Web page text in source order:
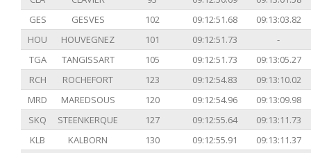
GES
GESVES 102 09:12:51.68
09:13:03.82
HOU
HOUVEGNEZ 101 09:12:51.73
-
TGA
TANGISSART 105 09:12:51.73
09:13:05.27
RCH
ROCHEFORT 123 09:12:54.83
09:13:10.02
MRD
MAREDSOUS 120 09:12:54.96
09:13:09.98
SKQ
STEENKERQUE 127 09:12:55.64
09:13:11.73
KLB
KALBORN 130 09:12:55.91
09:13:11.37